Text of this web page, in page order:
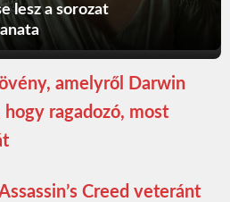
lesz a sorozat
amelyről Darwin
ragadozó, most
Creed veteránt